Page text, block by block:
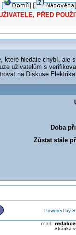
PŘED
které hledáte chybí, ale
uživatelům s
na Diskuse
Doba
Zůstat stále
Powered by
Stránka